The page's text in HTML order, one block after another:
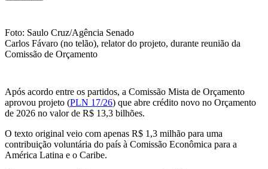
Foto: Saulo Cruz/Agência Senado
Carlos Fávaro (no telão), relator do projeto, durante reunião da
Comissão de Orçamento
Após acordo entre os partidos, a Comissão Mista de Orçamento
aprovou projeto (PLN 17/26) que abre crédito novo no Orçamento
de 2026 no valor de R$ 13,3 bilhões.
O texto original veio com apenas R$ 1,3 milhão para uma
contribuição voluntária do país à Comissão Econômica para a
América Latina e o Caribe.